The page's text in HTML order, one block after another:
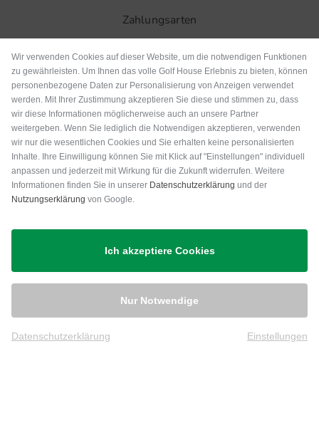
Zahlungsarten
Versand
Wir verwenden Cookies auf dieser Website, um die notwendigen Funktionen
zu gewährleisten. Um Ihnen das volle Golf House Erlebnis zu bieten, können
personenbezogene Daten zur Personalisierung von Anzeigen verwendet
werden. Mit Ihrer Zustimmung akzeptieren Sie diese und stimmen zu, dass
wir diese Informationen möglicherweise auch an unsere Partner
weitergeben. Wenn Sie lediglich die Notwendigen akzeptieren, verwenden
wir nur die wesentlichen Cookies und Sie erhalten keine personalisierten
Inhalte. Ihre Einwilligung können Sie mit Klick auf "Einstellungen" individuell
anpassen und jederzeit mit Wirkung für die Zukunft widerrufen. Weitere
Informationen finden Sie in unserer Datenschutzerklärung und der
Nutzungserklärung von Google.
Ich akzeptiere Cookies
Nur Notwendige
Datenschutzerklärung Einstellungen